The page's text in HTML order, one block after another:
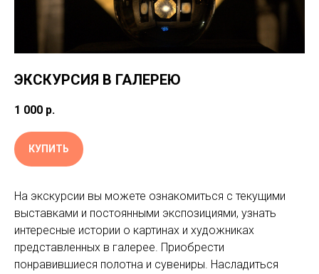
ЭКСКУРСИЯ В ГАЛЕРЕЮ
1 000 р.
КУПИТЬ
На экскурсии вы можете ознакомиться с текущими
выставками и постоянными экспозициями, узнать
интересные истории о картинах и художниках
представленных в галерее. Приобрести
понравившиеся полотна и сувениры. Насладиться